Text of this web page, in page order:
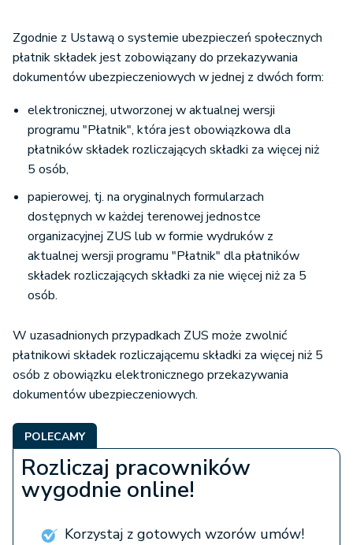
Zgodnie z Ustawą o systemie ubezpieczeń społecznych
płatnik składek jest zobowiązany do przekazywania
dokumentów ubezpieczeniowych w jednej z dwóch form:
elektronicznej, utworzonej w aktualnej wersji
programu "Płatnik", która jest obowiązkowa dla
płatników składek rozliczających składki za więcej niż
5 osób,
papierowej, tj. na oryginalnych formularzach
dostępnych w każdej terenowej jednostce
organizacyjnej ZUS lub w formie wydruków z
aktualnej wersji programu "Płatnik" dla płatników
składek rozliczających składki za nie więcej niż za 5
osób.
W uzasadnionych przypadkach ZUS może zwolnić
płatnikowi składek rozliczającemu składki za więcej niż 5
osób z obowiązku elektronicznego przekazywania
dokumentów ubezpieczeniowych.
POLECAMY
Rozliczaj pracowników
wygodnie online!
Korzystaj z gotowych wzorów umów!